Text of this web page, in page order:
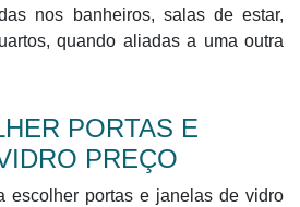
nos banheiros, salas de estar,
quando aliadas a uma outra
PORTAS E
PREÇO
escolher portas e janelas de vidro